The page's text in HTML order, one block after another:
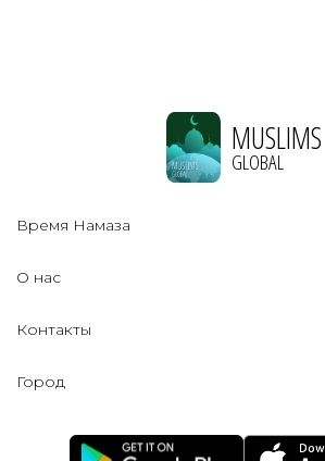
MUSLIMS
GLOBAL
Время Намаза
О нас
Контакты
Город